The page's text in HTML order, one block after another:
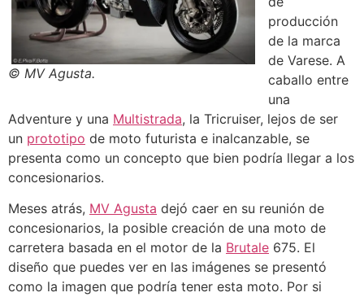
© MV Agusta.
producción
de la marca
de Varese. A
caballo entre
una
Adventure y una Multistrada, la Tricruiser, lejos de ser
un prototipo de moto futurista e inalcanzable, se
presenta como un concepto que bien podría llegar a los
concesionarios.
Meses atrás, MV Agusta dejó caer en su reunión de
concesionarios, la posible creación de una moto de
carretera basada en el motor de la Brutale 675. El
diseño que puedes ver en las imágenes se presentó
como la imagen que podría tener esta moto. Por si